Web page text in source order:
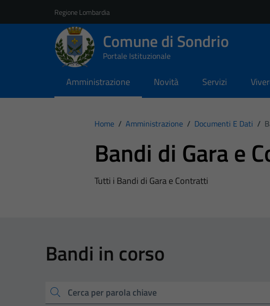
Regione Lombardia
Comune di Sondrio
Portale Istituzionale
Amministrazione Novità Servizi
Home / Amministrazione / Documenti E Dati /
Bandi di Gara e
Tutti i Bandi di Gara e Contratti
Bandi in corso
Cerca